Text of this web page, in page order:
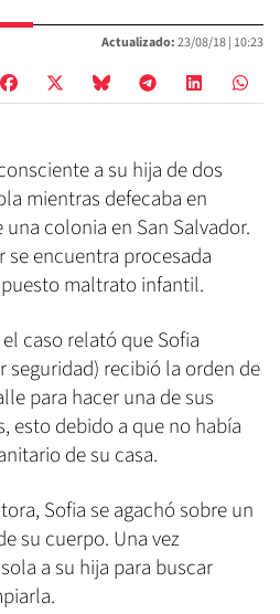
Actualizado:23/08/18 | 10:23
a su hija de dos
mientras defecaba en
colonia en San Salvador.
encuentra procesada
maltrato infantil.
caso relató que Sofia
recibió la orden de
para hacer una de sus
esto debido a que no había
de su casa.
Sofia se agachó sobre un
su cuerpo. Una vez
a su hija para buscar